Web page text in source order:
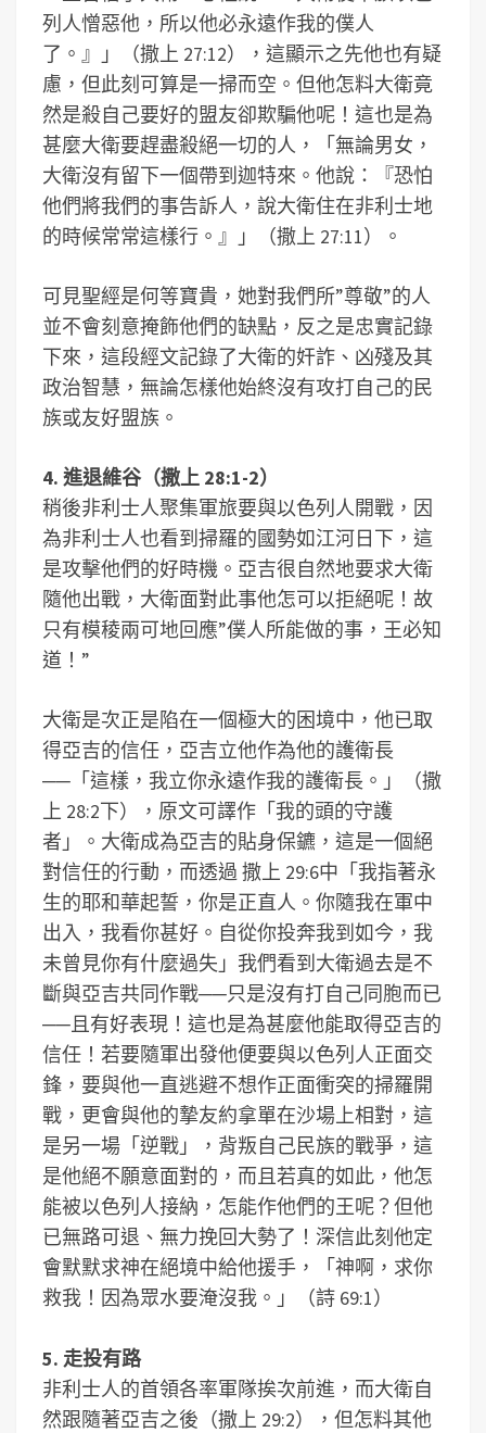
列人憎惡他，所以他必永遠作我的僕人
了。』」（撒上 27:12），這顯示之先他也有疑
慮，但此刻可算是一掃而空。但他怎料大衛竟
然是殺自己要好的盟友卻欺騙他呢！這也是為
甚麼大衛要趕盡殺絕一切的人，「無論男女，
大衛沒有留下一個帶到迦特來。他說：『恐怕
他們將我們的事告訴人，說大衛住在非利士地
的時候常常這樣行。』」（撒上 27:11）。
可見聖經是何等寶貴，她對我們所”尊敬”的人
並不會刻意掩飾他們的缺點，反之是忠實記錄
下來，這段經文記錄了大衛的奸詐、凶殘及其
政治智慧，無論怎樣他始終沒有攻打自己的民
族或友好盟族。
4. 進退維谷（撒上 28:1-2）
稍後非利士人聚集軍旅要與以色列人開戰，因
為非利士人也看到掃羅的國勢如江河日下，這
是攻擊他們的好時機。亞吉很自然地要求大衛
隨他出戰，大衛面對此事他怎可以拒絕呢！故
只有模稜兩可地回應”僕人所能做的事，王必知
道！”
大衛是次正是陷在一個極大的困境中，他已取
得亞吉的信任，亞吉立他作為他的護衛長
──「這樣，我立你永遠作我的護衛長。」（撒
上 28:2下），原文可譯作「我的頭的守護
者」。大衛成為亞吉的貼身保鑣，這是一個絕
對信任的行動，而透過 撒上 29:6中「我指著永
生的耶和華起誓，你是正直人。你隨我在軍中
出入，我看你甚好。自從你投奔我到如今，我
未曾見你有什麼過失」我們看到大衛過去是不
斷與亞吉共同作戰──只是沒有打自己同胞而已
──且有好表現！這也是為甚麼他能取得亞吉的
信任！若要隨軍出發他便要與以色列人正面交
鋒，要與他一直逃避不想作正面衝突的掃羅開
戰，更會與他的摯友約拿單在沙場上相對，這
是另一場「逆戰」，背叛自己民族的戰爭，這
是他絕不願意面對的，而且若真的如此，他怎
能被以色列人接納，怎能作他們的王呢？但他
已無路可退、無力挽回大勢了！深信此刻他定
會默默求神在絕境中給他援手，「神啊，求你
救我！因為眾水要淹沒我。」（詩 69:1）
5. 走投有路
非利士人的首領各率軍隊挨次前進，而大衛自
然跟隨著亞吉之後（撒上 29:2），但怎料其他